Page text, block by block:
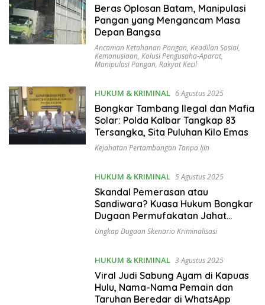
12 Agustus 2025
Beras Oplosan Batam, Manipulasi
Pangan yang Mengancam Masa
Depan Bangsa
Ancaman Ketahanan Pangan, Keadilan Sosial,
Kemanusiaan, Kolusi Pengusaha-Aparat,
Manipulasi Pangan, Rakyat Kecil
HUKUM & KRIMINAL 6 Agustus 2025
Bongkar Tambang Ilegal dan Mafia
Solar: Polda Kalbar Tangkap 83
Tersangka, Sita Puluhan Kilo Emas
Kejahatan Pertambangan Tanpa Ijin
HUKUM & KRIMINAL 5 Agustus 2025
Skandal Pemerasan atau
Sandiwara? Kuasa Hukum Bongkar
Dugaan Permufakatan Jahat
Oknum TNI dan Polisi dalam
Penangkapan Tiga Wartawan
Ungkap Dugaan Skenario Kriminalisasi
HUKUM & KRIMINAL 3 Agustus 2025
Viral Judi Sabung Ayam di Kapuas
Hulu, Nama-Nama Pemain dan
Taruhan Beredar di WhatsApp